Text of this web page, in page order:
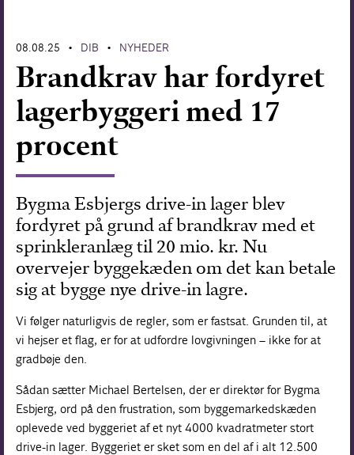
08.08.25 • DIB • NYHEDER
Brandkrav har fordyret
lagerbyggeri med 17
procent
Bygma Esbjergs drive-in lager blev
fordyret på grund af brandkrav med et
sprinkleranlæg til 20 mio. kr. Nu
overvejer byggekæden om det kan betale
sig at bygge nye drive-in lagre.
Vi følger naturligvis de regler, som er fastsat. Grunden til, at
vi hejser et flag, er for at udfordre lovgivningen – ikke for at
gradbøje den.
Sådan sætter Michael Bertelsen, der er direktør for Bygma
Esbjerg, ord på den frustration, som byggemarkedskæden
oplevede ved byggeriet af et nyt 4000 kvadratmeter stort
drive-in lager. Byggeriet er sket som en del af i alt 12.500